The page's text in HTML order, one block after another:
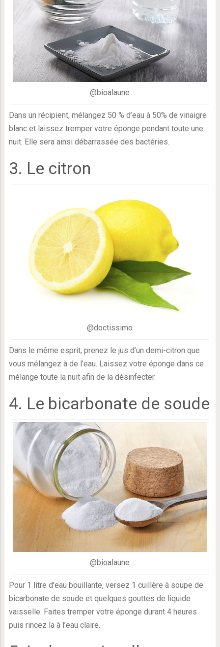
@bioalaune
Dans un récipient, mélangez 50 % d’eau à 50% de vinaigre
blanc et laissez tremper votre éponge pendant toute une
nuit. Elle sera ainsi débarrassée des bactéries.
3. Le citron
@doctissimo
Dans le même esprit, prenez le jus d’un demi-citron que
vous mélangez à de l’eau. Laissez votre éponge dans ce
mélange toute la nuit afin de la désinfecter.
4. Le bicarbonate de soude
@bioalaune
Pour 1 litre d’eau bouillante, versez 1 cuillère à soupe de
bicarbonate de soude et quelques gouttes de liquide
vaisselle. Faites tremper votre éponge durant 4 heures
puis rincez la à l’eau claire.